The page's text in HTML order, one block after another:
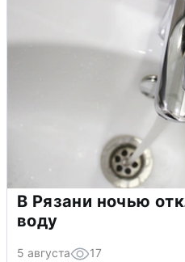
В Рязани ночью
воду
5 августа 17